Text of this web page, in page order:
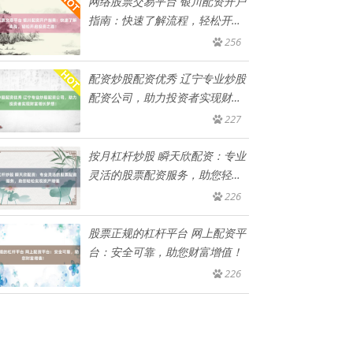
指南：快速了解流程，轻松开启
256
配资炒股配资优秀 辽宁专业炒股
配资公司，助力投资者实现财富
227
按月杠杆炒股 瞬天欣配资：专业
灵活的股票配资服务，助您轻松
226
股票正规的杠杆平台 网上配资平
台：安全可靠，助您财富增值！
226